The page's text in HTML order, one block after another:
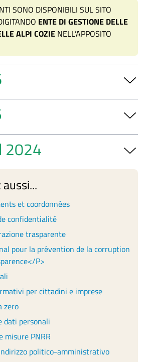
SONO DISPONIBILI SUL SITO
ENTE DI GESTIONE DELLE
ALPI COZIE NELL’APPOSITO
2024
- anno 2024
- anno 2023 - 2 Semestre
- anno 2023 - 1 Semestre
- anno 2022
- anno 2021
- anno 2020
- anno 2019
- anno 2018
- anno 2017
- anno 2016
et coordonnées
confidentialité
trasparente
pour la prévention de la corruption
P>
per cittadini e imprese
zero
dati personali
misure PNRR
politico-amministrativo